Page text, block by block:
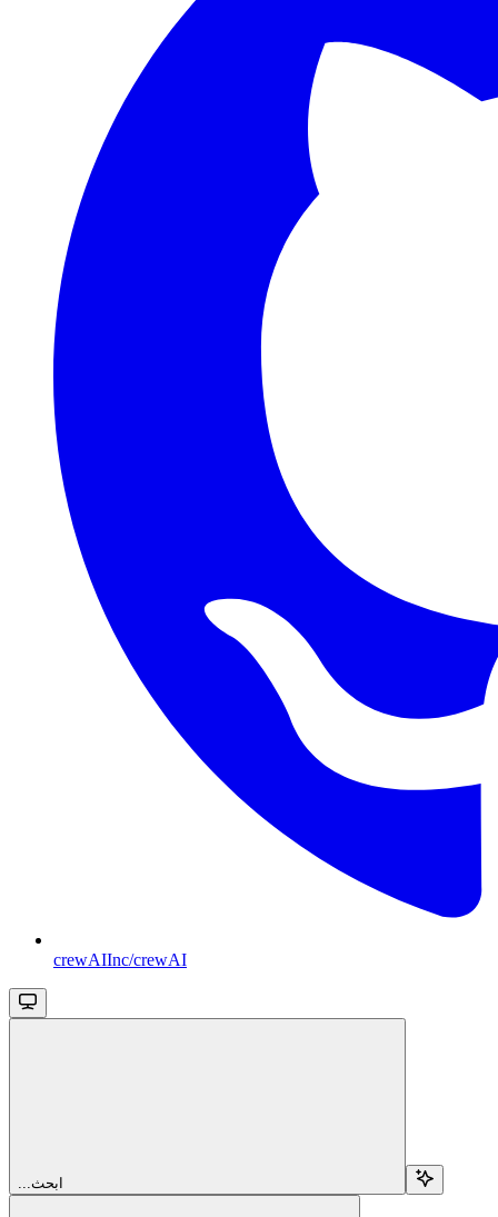
crewAIInc/crewAI
...ابحث